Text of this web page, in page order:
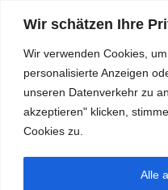
Wir schätzen Ihre
Wir verwenden Cookies,
personalisierte Anzeigen
unseren Datenverkehr zu
akzeptieren" klicken,
Cookies zu.
Alle
TESTS, EXPERTEN-TIPPS